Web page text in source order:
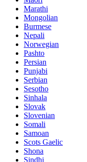
Marathi
Mongolian
Burmese
Nepali
Norwegian
Pashto
Persian
Punjabi
Serbian
Sesotho
Sinhala
Slovak
Slovenian
Somali
Samoan
Scots Gaelic
Shona
Sindhi